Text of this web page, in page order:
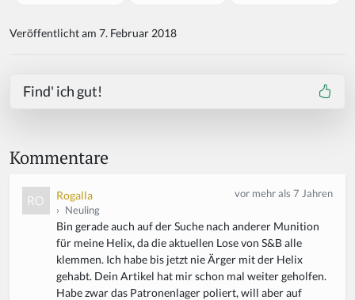
Veröffentlicht am 7. Februar 2018
Find' ich gut!
Kommentare
Rogalla
› Neuling
vor mehr als 7 Jahren
Bin gerade auch auf der Suche nach anderer Munition
für meine Helix, da die aktuellen Lose von S&B alle
klemmen. Ich habe bis jetzt nie Ärger mit der Helix
gehabt. Dein Artikel hat mir schon mal weiter geholfen.
Habe zwar das Patronenlager poliert, will aber auf